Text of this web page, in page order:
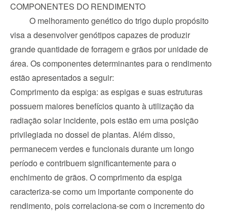
COMPONENTES DO RENDIMENTO
O melhoramento genético do trigo duplo propósito
visa a desenvolver genótipos capazes de produzir
grande quantidade de forragem e grãos por unidade de
área. Os componentes determinantes para o rendimento
estão apresentados a seguir:
Comprimento da espiga: as espigas e suas estruturas
possuem maiores benefícios quanto à utilização da
radiação solar incidente, pois estão em uma posição
privilegiada no dossel de plantas. Além disso,
permanecem verdes e funcionais durante um longo
período e contribuem significantemente para o
enchimento de grãos. O comprimento da espiga
caracteriza-se como um importante componente do
rendimento, pois correlaciona-se com o incremento do